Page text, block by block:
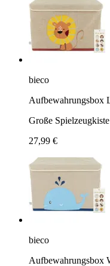
bieco
Aufbewahrungsbox
Große
27,99 €
bieco
Aufbewahrungsbox